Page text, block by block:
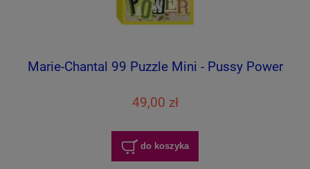
Marie-Chantal 99 Puzzle Mini - Pussy Power
49,00 zł
do koszyka